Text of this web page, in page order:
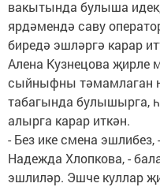
вакытында булыша
ярдәмендә саву
биредә эшләргә карар
Алена Кузнецова җирле
сыйныфны тәмамлаган
табагында булышырга,
алырга карар иткән.
- Без ике смена
Надежда Хлопкова, -
эшлиләр. Эшче куллар